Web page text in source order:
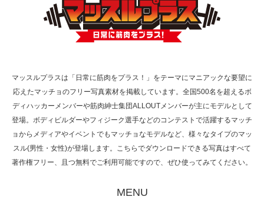
TOKYO FMラジオ番組「ONE MORNING」
で紹介さ…
た（6/8放送）
マッスルプラスは「日常に筋肉をプラス！」をテーマにマニアックな要望に
応えたマッチョのフリー写真素材を掲載しています。全国500名を超えるボ
ディハッカーメンバーや筋肉紳士集団ALLOUTメンバーが主にモデルとして
登場。ボディビルダーやフィジーク選手などのコンテストで活躍するマッチ
ョからメディアやイベントでもマッチョなモデルなど、様々なタイプのマッ
スル(男性・女性)が登場します。こちらでダウンロードできる写真はすべて
著作権フリー、且つ無料でご利用可能ですので、ぜひ使ってみてください。
MENU